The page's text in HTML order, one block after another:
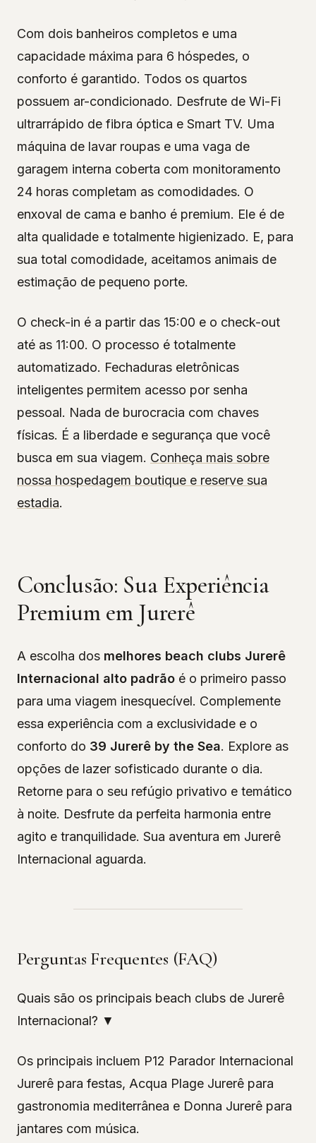
Com dois banheiros completos e uma
capacidade máxima para 6 hóspedes, o
conforto é garantido. Todos os quartos
possuem ar-condicionado. Desfrute de Wi-Fi
ultrarrápido de fibra óptica e Smart TV. Uma
máquina de lavar roupas e uma vaga de
garagem interna coberta com monitoramento
24 horas completam as comodidades. O
enxoval de cama e banho é premium. Ele é de
alta qualidade e totalmente higienizado. E, para
sua total comodidade, aceitamos animais de
estimação de pequeno porte.
O check-in é a partir das 15:00 e o check-out
até as 11:00. O processo é totalmente
automatizado. Fechaduras eletrônicas
inteligentes permitem acesso por senha
pessoal. Nada de burocracia com chaves
físicas. É a liberdade e segurança que você
busca em sua viagem. Conheça mais sobre
nossa hospedagem boutique e reserve sua
estadia.
Conclusão: Sua Experiência
Premium em Jurerê
A escolha dos melhores beach clubs Jurerê
Internacional alto padrão é o primeiro passo
para uma viagem inesquecível. Complemente
essa experiência com a exclusividade e o
conforto do 39 Jurerê by the Sea. Explore as
opções de lazer sofisticado durante o dia.
Retorne para o seu refúgio privativo e temático
à noite. Desfrute da perfeita harmonia entre
agito e tranquilidade. Sua aventura em Jurerê
Internacional aguarda.
Perguntas Frequentes (FAQ)
Quais são os principais beach clubs de Jurerê
Internacional? ▼
Os principais incluem P12 Parador Internacional
Jurerê para festas, Acqua Plage Jurerê para
gastronomia mediterrânea e Donna Jurerê para
jantares com música.